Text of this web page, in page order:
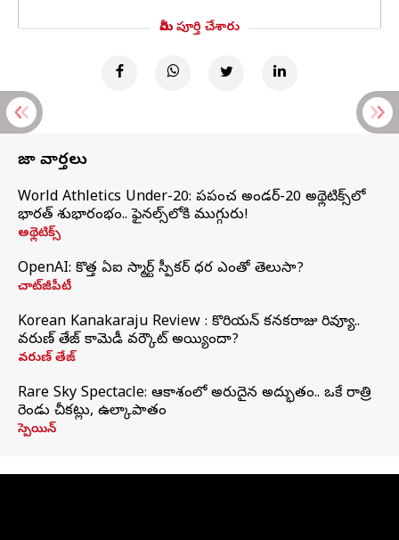
మీరు పూర్తి చేశారు
తాజా వార్తలు
World Athletics Under-20: ప్రపంచ అండర్-20 అథ్లెటిక్స్‌లో
భారత్‌ శుభారంభం.. ఫైనల్స్‌లోకి ముగ్గురు!
అథ్లెటిక్స్
OpenAI: కొత్త ఏఐ స్మార్ట్ స్పీకర్ ధర ఎంతో తెలుసా?
చాట్‌జీపీటీ
Korean Kanakaraju Review : కొరియన్ కనకరాజు రివ్యూ..
వరుణ్ తేజ్ కామెడీ వర్కౌట్ అయ్యిందా?
వరుణ్ తేజ్
Rare Sky Spectacle: ఆకాశంలో అరుదైన అద్భుతం.. ఒకే రాత్రి
రెండు చీకట్లు, ఉల్కాపాతం
స్పెయిన్